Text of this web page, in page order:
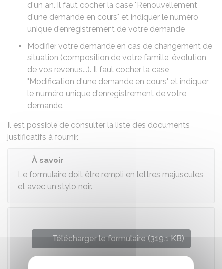
d'un an. Il faut cocher la case "Renouvellement
d'une demande en cours" et indiquer le numéro
unique d'enregistrement de votre demande
Modifier votre demande en cas de changement de
situation (composition de votre famille, évolution
de vos revenus...). Il faut cocher la case
"Modification d'une demande en cours" et indiquer
le numéro unique d'enregistrement de votre
demande.
Il est possible de consulter la liste des documents
justificatifs à fournir.
À savoir
Le formulaire doit être rempli en lettres majuscules
et avec un stylo noir.
Télécharger le formulaire (319.1 KB)